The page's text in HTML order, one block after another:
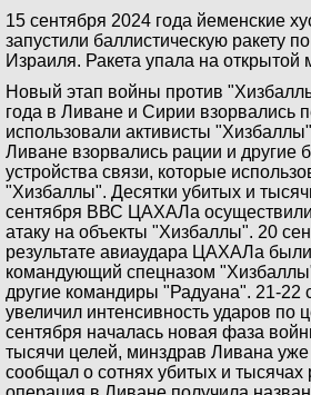
15 сентября 2024 года йеменские
запустили баллистическую ракету
Израиля. Ракета упала на открытой
Новый этап войны против
года в Ливане и Сирии взорвались
использовали активисты
Ливане взорвались рации и другие
устройства связи, которые
"Хизбаллы". Десятки убитых и
сентября ВВС ЦАХАЛа
атаку на объекты "Хизбаллы". 20
результате авиаудара ЦАХАЛа
командующий спецназом
другие командиры "Радуана". 21-
увеличил интенсивность ударов по
сентября началась новая фаза
тысячи целей, минздрав Ливана
сообщал о сотнях убитых и